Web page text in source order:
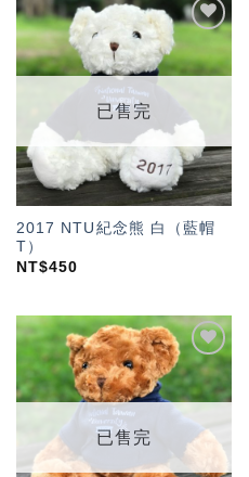
「願
望輕
已售完
2017 NTU紀念熊 白（藍帽
T）
NT$450
加入
「願
望輕
已售完